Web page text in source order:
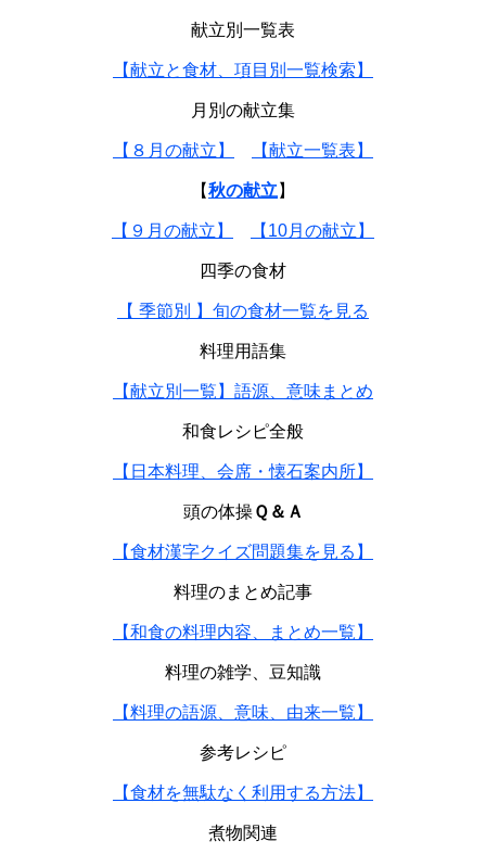
献立別一覧表
【献立と食材、項目別一覧検索】
月別の献立集
【８月の献立】 【献立一覧表】
【秋の献立 】
【９月の献立】 【10月の献立】
四季の食材
【 季節別 】旬の食材一覧を見る
料理用語集
【献立別一覧】語源、意味まとめ
和食レシピ全般
【日本料理、会席・懐石案内所】
頭の体操Ｑ＆Ａ
【食材漢字クイズ問題集を見る】
料理のまとめ記事
【和食の料理内容、まとめ一覧】
料理の雑学、豆知識
【料理の語源、意味、由来一覧】
参考レシピ
【食材を無駄なく利用する方法】
煮物関連